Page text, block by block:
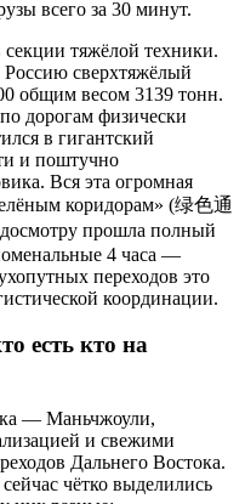
всего за 30 минут.
тяжёлой техники.
сверхтяжёлый
общим весом 3139 тонн.
дорогам физически
в гигантский
и поштучно
Вся эта огромная
коридорам» (绿色通
прошла полный
4 часа —
переходов это
координации.
есть кто на
— Маньчжоули,
и свежими
Дальнего Востока.
чётко выделились